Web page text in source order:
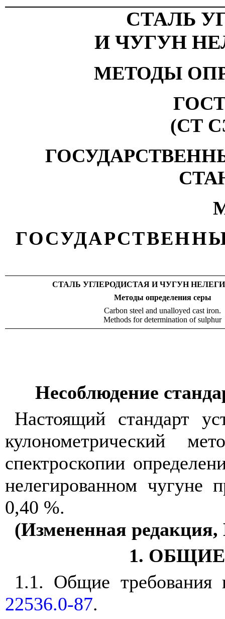
СТАЛЬ
И ЧУГУН
МЕТОДЫ
ГОСТ
(СТ
СТАЛЬ УГЛЕРОДИСТАЯ И ЧУГУН
Методы определения серы
Carbon steel and unalloyed cast iron.
Methods for determination of sulphur
Несоблюдение
Настоящий стандарт
кулонометрический
спектроскопии
нелегированном чугуне
0,40 %.
(Измененная
1.
1.1. Общие
22536.0-87.